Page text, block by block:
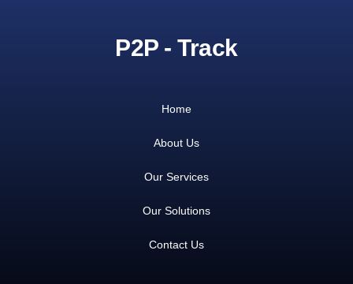
P2P - Track
Home
About Us
Our Services
Our Solutions
Contact Us